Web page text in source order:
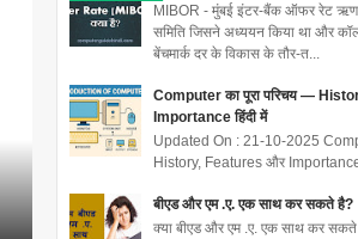
MIBOR - मुंबई इंटर-बैंक ऑफर रेट ऋण
समिति जिसने अध्ययन किया था और
बेंचमार्क दर के विकास के तौर-त...
Computer का पूरा परिचय —
Importance हिंदी में
Updated On : 21-10-2025
History, Features और
बीएड और एम .ए. एक साथ कर सकते है?
क्या बीएड और एम .ए. एक साथ कर